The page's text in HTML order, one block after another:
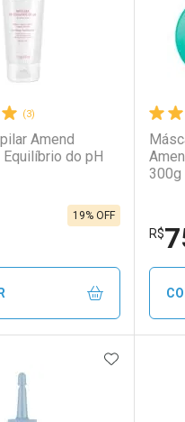
(3)
Amend
do pH
19% OFF
FECHAR
FECHAR
300g
R$